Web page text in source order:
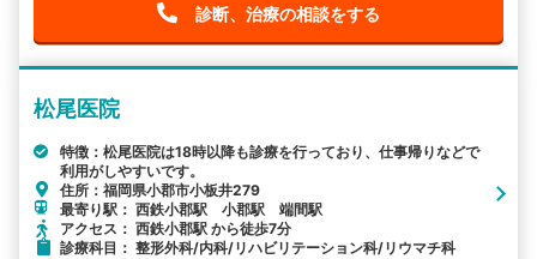
診断、治療の相談をする
松尾医院
特徴：松尾医院は18時以降も診療を行っており、仕事帰りなどで
利用がしやすいです。
住所：福岡県小郡市小板井279
最寄り駅： 西鉄小郡駅 小郡駅 端間駅
アクセス： 西鉄小郡駅 から徒歩7分
診療科目： 整形外科/内科/リハビリテーション科/リウマチ科